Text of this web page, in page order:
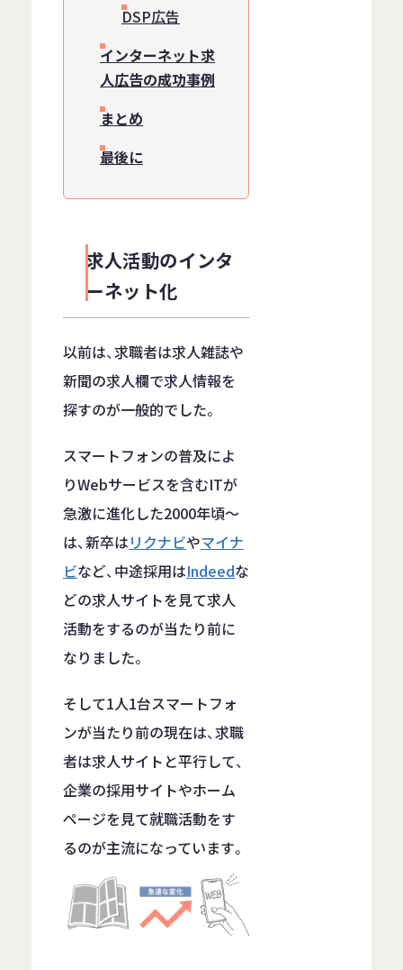
DSP広告
インターネット求
人広告の成功事例
まとめ
最後に
求人活動のインタ
ーネット化
以前は、求職者は求人雑誌や
新聞の求人欄で求人情報を
探すのが一般的でした。
スマートフォンの普及によ
りWebサービスを含むITが
急激に進化した2000年頃～
は、新卒はリクナビやマイナ
ビなど、中途採用はIndeedな
どの求人サイトを見て求人
活動をするのが当たり前に
なりました。
そして1人1台スマートフォ
ンが当たり前の現在は、求職
者は求人サイトと平行して、
企業の採用サイトやホーム
ページを見て就職活動をす
るのが主流になっています。